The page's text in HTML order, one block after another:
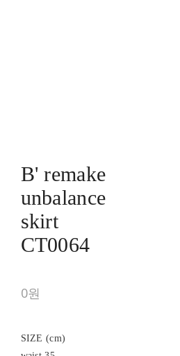
B' remake
unbalance
skirt
CT0064
0원
SIZE (cm)